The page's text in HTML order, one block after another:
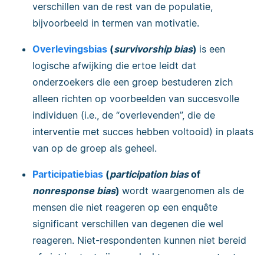
verschillen van de rest van de populatie,
bijvoorbeeld in termen van motivatie.
Overlevingsbias (survivorship bias) is een
logische afwijking die ertoe leidt dat
onderzoekers die een groep bestuderen zich
alleen richten op voorbeelden van succesvolle
individuen (i.e., de “overlevenden”, die de
interventie met succes hebben voltooid) in plaats
van op de groep als geheel.
Participatiebias (participation biasof
nonresponse bias) wordt waargenomen als de
mensen die niet reageren op een enquête
significant verschillen van degenen die wel
reageren. Niet-respondenten kunnen niet bereid